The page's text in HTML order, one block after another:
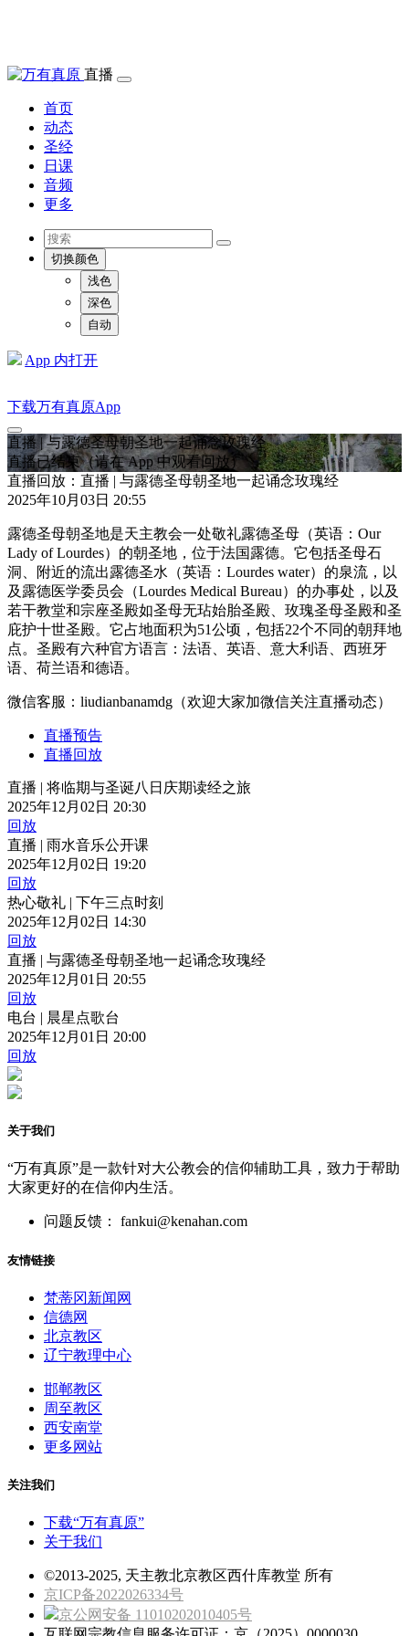
直播
首页
动态
圣经
日课
音频
更多
切换颜色
浅色
深色
自动
App 内打开
下载万有真原App
直播 | 与露德圣母朝圣地一起诵念玫瑰经
直播已结束（请在 App 中观看回放）
直播回放：直播 | 与露德圣母朝圣地一起诵念玫瑰经
2025年10月03日 20:55
露德圣母朝圣地是天主教会一处敬礼露德圣母（英语：Our
Lady of Lourdes）的朝圣地，位于法国露德。它包括圣母石
洞、附近的流出露德圣水（英语：Lourdes water）的泉流，以
及露德医学委员会（Lourdes Medical Bureau）的办事处，以及
若干教堂和宗座圣殿如圣母无玷始胎圣殿、玫瑰圣母圣殿和圣
庇护十世圣殿。它占地面积为51公顷，包括22个不同的朝拜地
点。圣殿有六种官方语言：法语、英语、意大利语、西班牙
语、荷兰语和德语。
微信客服：liudianbanamdg（欢迎大家加微信关注直播动态）
直播预告
直播回放
直播 | 将临期与圣诞八日庆期读经之旅
2025年12月02日 20:30
回放
直播 | 雨水音乐公开课
2025年12月02日 19:20
回放
热心敬礼 | 下午三点时刻
2025年12月02日 14:30
回放
直播 | 与露德圣母朝圣地一起诵念玫瑰经
2025年12月01日 20:55
回放
电台 | 晨星点歌台
2025年12月01日 20:00
回放
关于我们
“万有真原”是一款针对大公教会的信仰辅助工具，致力于帮助
大家更好的在信仰内生活。
问题反馈： fankui@kenahan.com
友情链接
梵蒂冈新闻网
信德网
北京教区
辽宁教理中心
邯郸教区
周至教区
西安南堂
更多网站
关注我们
下载“万有真原”
关于我们
©2013-2025, 天主教北京教区西什库教堂 所有
京ICP备2022026334号
京公网安备 11010202010405号